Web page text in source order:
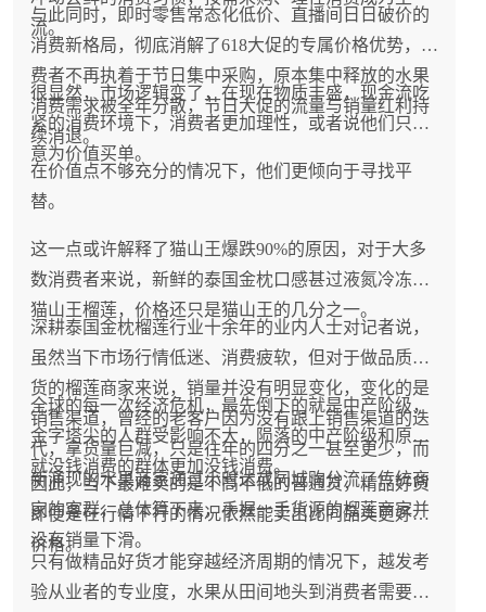
流。
与此同时，即时零售常态化低价、直播间日日破价的
消费新格局，彻底消解了618大促的专属价格优势，消
费者不再执着于节日集中采购，原本集中释放的水果
消费需求被全年分散，节日大促的流量与销量红利持
续消退。
很显然，市场逻辑变了，在现在物质丰盛，现金流吃
紧的消费环境下，消费者更加理性，或者说他们只愿
意为价值买单。
在价值点不够充分的情况下，他们更倾向于寻找平
替。
这一点或许解释了猫山王爆跌90%的原因，对于大多
数消费者来说，新鲜的泰国金枕口感甚过液氮冷冻的
猫山王榴莲，价格还只是猫山王的几分之一。
深耕泰国金枕榴莲行业十余年的业内人士对记者说，
虽然当下市场行情低迷、消费疲软，但对于做品质好
货的榴莲商家来说，销量并没有明显变化，变化的是
销售渠道，曾经的老客户因为没有跟上销售渠道的迭
代，拿货量巨减，只是往年的四分之一甚至更少，而
新涌现的水果商家通过小时达或同城购分流了传统商
家的客群，总体算下来，手握一手货源的榴莲商家并
没有销量下滑。
全球的每一次经济危机，最先倒下的就是中产阶级，
金字塔尖的人群受影响不大，陨落的中产阶级和原本
就没钱消费的群体更加没钱消费。
因此，当下最难卖的是不高不低的普通货，精品好货
即便是在行情下行的情况依然能卖出比同品类更好的
价格。
只有做精品好货才能穿越经济周期的情况下，越发考
验从业者的专业度，水果从田间地头到消费者需要经